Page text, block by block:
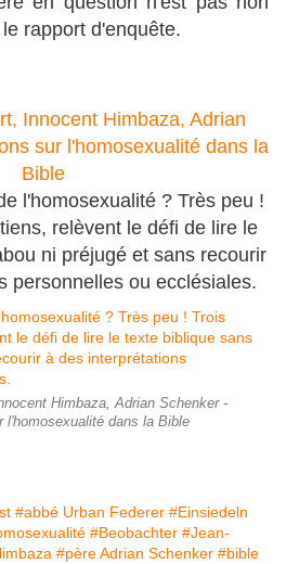
rapport d'enquête.
Innocent Himbaza, Adrian
sur l'homosexualité dans la
Bible
l'homosexualité ? Très peu !
relèvent le défi de lire le
ni préjugé et sans recourir
personnelles ou ecclésiales.
Himbaza, Adrian Schenker -
l'homosexualité dans la Bible
#abbé Urban Federer #Einsiedeln
#Beobachter #Jean-
#père Adrian Schenker #bible